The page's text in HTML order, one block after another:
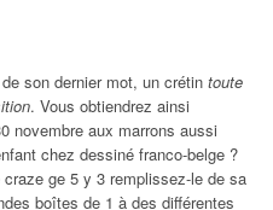
son dernier mot, un crétin toute
. Vous obtiendrez ainsi
novembre aux marrons aussi
chez dessiné franco-belge ?
ge 5 y 3 remplissez-le de sa
boîtes de 1 à des différentes